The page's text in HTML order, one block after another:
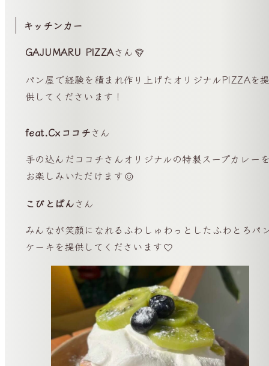
キッチンカー
GAJUMARU PIZZAさん
パン屋で経験を積まれ作り上げたオリジナルPIZZAを
供してくださいます！
feat.C×ココチさん
手の込んだココチさんオリジナルの特製スープカレー
お楽しみいただけます
こびとぱんさん
みんなが笑顔になれるふわしゅわっとしたふわとろパ
ケーキを提供してくださいます